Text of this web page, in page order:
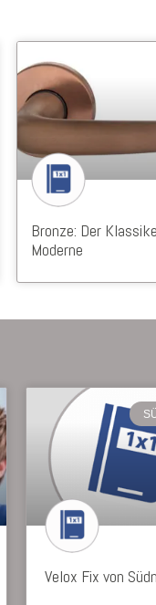
Bronze: Der
Moderne
Velox Fix von